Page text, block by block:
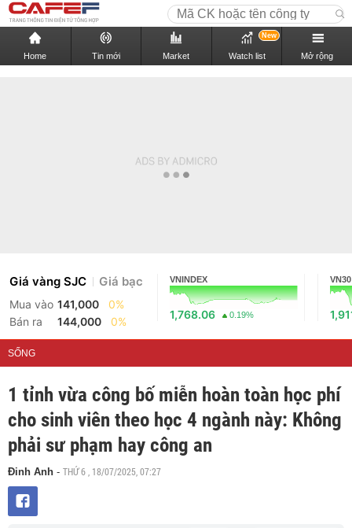
Home Tin mới Market Watch list
New
Mở rộng
Giá vàng SJC Giá bạc
Mua vào 141,000
0%
Bán ra
144,000 0%
VNINDEX
1,768.06 0.19%
VN30
SỐNG
1 tỉnh vừa công bố miễn hoàn toàn học phí
cho sinh viên theo học 4 ngành này: Không
phải sư phạm hay công an
Đinh Anh - THỨ 6 , 18/07/2025, 07:27